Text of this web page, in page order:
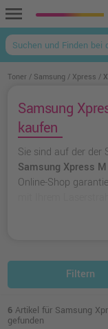
menu
Toner Samsung Xpress
Samsung
kaufen
Sie sind auf der der
Samsung Xpress
Online-Shop
originalen
Filtern
6 Artikel für Samsung
gefunden